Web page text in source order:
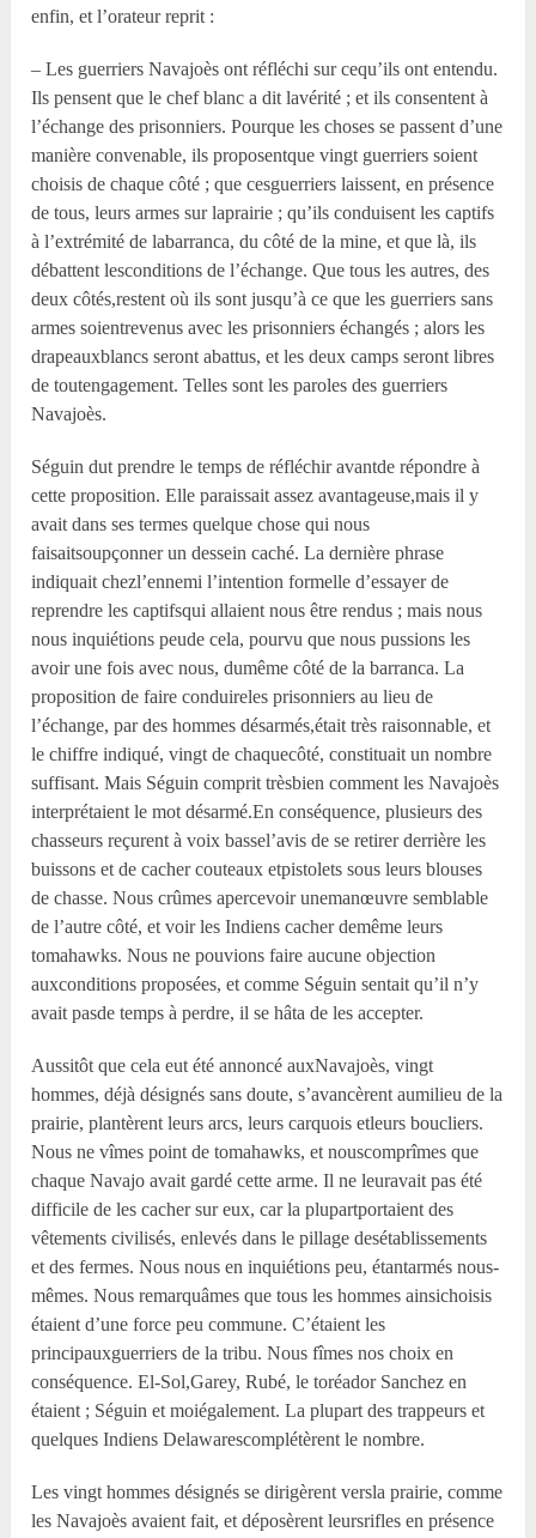
enfin, et l’orateur reprit :
– Les guerriers Navajoès ont réfléchi sur cequ’ils ont entendu.
Ils pensent que le chef blanc a dit lavérité ; et ils consentent à
l’échange des prisonniers. Pourque les choses se passent d’une
manière convenable, ils proposentque vingt guerriers soient
choisis de chaque côté ; que cesguerriers laissent, en présence
de tous, leurs armes sur laprairie ; qu’ils conduisent les captifs
à l’extrémité de labarranca, du côté de la mine, et que là, ils
débattent lesconditions de l’échange. Que tous les autres, des
deux côtés,restent où ils sont jusqu’à ce que les guerriers sans
armes soientrevenus avec les prisonniers échangés ; alors les
drapeauxblancs seront abattus, et les deux camps seront libres
de toutengagement. Telles sont les paroles des guerriers
Navajoès.
Séguin dut prendre le temps de réfléchir avantde répondre à
cette proposition. Elle paraissait assez avantageuse,mais il y
avait dans ses termes quelque chose qui nous
faisaitsoupçonner un dessein caché. La dernière phrase
indiquait chezl’ennemi l’intention formelle d’essayer de
reprendre les captifsqui allaient nous être rendus ; mais nous
nous inquiétions peude cela, pourvu que nous pussions les
avoir une fois avec nous, dumême côté de la barranca. La
proposition de faire conduireles prisonniers au lieu de
l’échange, par des hommes désarmés,était très raisonnable, et
le chiffre indiqué, vingt de chaquecôté, constituait un nombre
suffisant. Mais Séguin comprit trèsbien comment les Navajoès
interprétaient le mot désarmé.En conséquence, plusieurs des
chasseurs reçurent à voix bassel’avis de se retirer derrière les
buissons et de cacher couteaux etpistolets sous leurs blouses
de chasse. Nous crûmes apercevoir unemanœuvre semblable
de l’autre côté, et voir les Indiens cacher demême leurs
tomahawks. Nous ne pouvions faire aucune objection
auxconditions proposées, et comme Séguin sentait qu’il n’y
avait pasde temps à perdre, il se hâta de les accepter.
Aussitôt que cela eut été annoncé auxNavajoès, vingt
hommes, déjà désignés sans doute, s’avancèrent aumilieu de la
prairie, plantèrent leurs arcs, leurs carquois etleurs boucliers.
Nous ne vîmes point de tomahawks, et nouscomprîmes que
chaque Navajo avait gardé cette arme. Il ne leuravait pas été
difficile de les cacher sur eux, car la plupartportaient des
vêtements civilisés, enlevés dans le pillage desétablissements
et des fermes. Nous nous en inquiétions peu, étantarmés nous-
mêmes. Nous remarquâmes que tous les hommes ainsichoisis
étaient d’une force peu commune. C’étaient les
principauxguerriers de la tribu. Nous fîmes nos choix en
conséquence. El-Sol,Garey, Rubé, le toréador Sanchez en
étaient ; Séguin et moiégalement. La plupart des trappeurs et
quelques Indiens Delawarescomplétèrent le nombre.
Les vingt hommes désignés se dirigèrent versla prairie, comme
les Navajoès avaient fait, et déposèrent leursrifles en présence